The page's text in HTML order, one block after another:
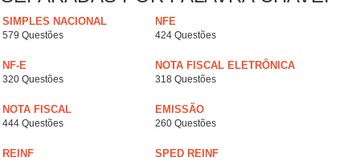
SIMPLES NACIONAL
579 Questões
NFE
424 Questões
NF-E
320 Questões
NOTA FISCAL ELETRÔNICA
318 Questões
NOTA FISCAL
444 Questões
EMISSÃO
260 Questões
REINF SPED REINF